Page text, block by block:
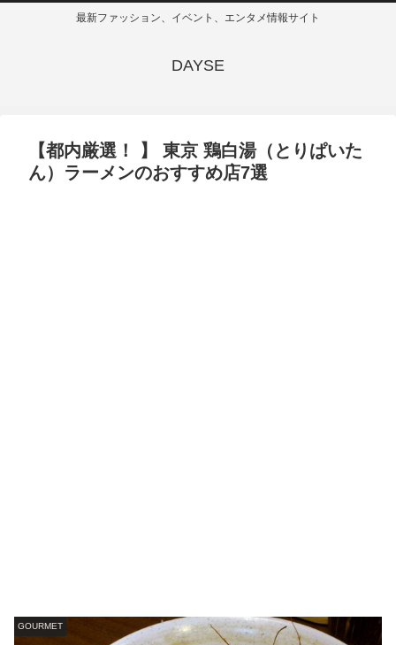
最新ファッション、イベント、エンタメ情報サイト
DAYSE
【都内厳選！ 】 東京 鶏白湯（とりぱいた
ん）ラーメンのおすすめ店7選
GOURMET